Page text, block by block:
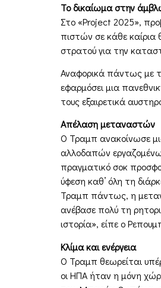
Το δικαίωμα στην
Στο «Project 2025»,
πιστών σε κάθε καίρια
στρατού για την
Αναφορικά πάντως με
εφαρμόσει μια
τους εξαιρετικά
Απέλαση μεταναστών
Ο Τραμπ ανακοίνωσε
αλλοδαπών
πραγματικό σοκ
ύφεση καθ’ όλη τη
Τραμπ πάντως, η
ανέβασε πολύ τη
ιστορία», είπε ο
Κλίμα και ενέργεια
Ο Τραμπ θεωρείται
οι ΗΠΑ ήταν η μόνη